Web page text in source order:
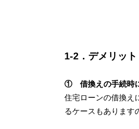
1-2．デメリット
① 借換えの手続時
住宅ローンの借換え
るケースもあります